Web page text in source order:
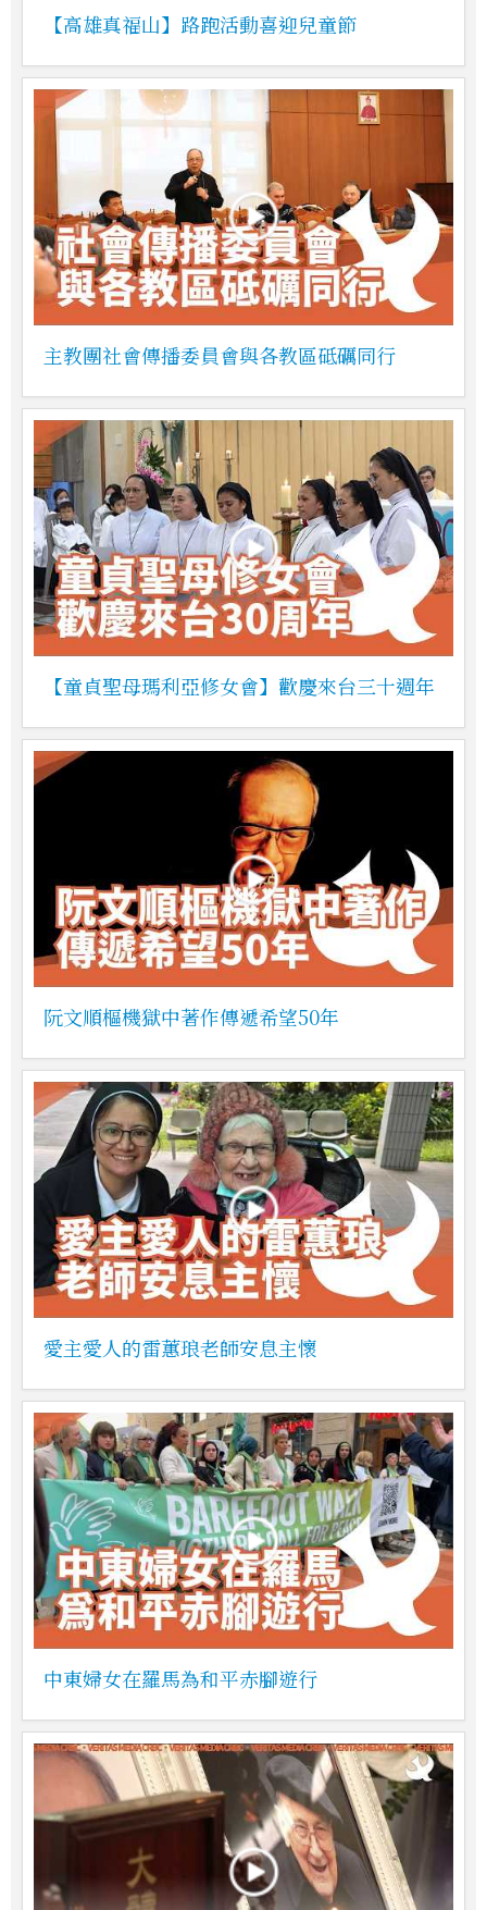
【高雄真福山】路跑活動喜迎兒童節
主教團社會傳播委員會與各教區砥礪同行
【童貞聖母瑪利亞修女會】歡慶來台三十週年
阮文順樞機獄中著作傳遞希望50年
愛主愛人的雷蕙琅老師安息主懷
中東婦女在羅馬為和平赤腳遊行